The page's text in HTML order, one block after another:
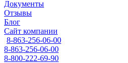
Документы
Отзывы
Блог
Сайт компании
8-863-256-06-00
8-863-256-06-00
8-800-222-69-90